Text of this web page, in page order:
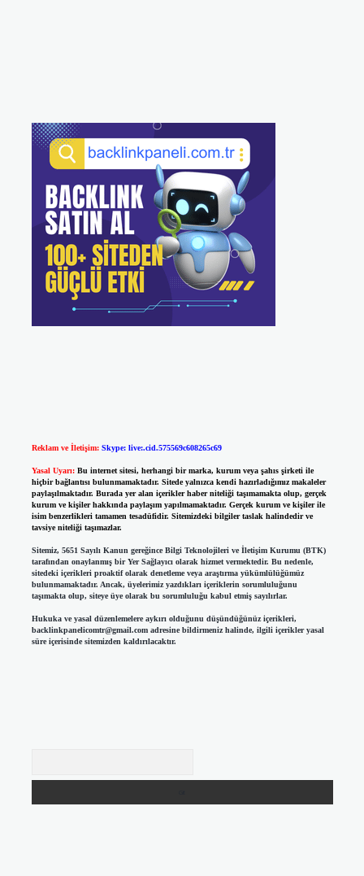
Reklam ve İletişim: Skype: live:.cid.575569c608265c69
Yasal Uyarı: Bu internet sitesi, herhangi bir marka, kurum veya şahıs şirketi ile
hiçbir bağlantısı bulunmamaktadır. Sitede yalnızca kendi hazırladığımız makaleler
paylaşılmaktadır. Burada yer alan içerikler haber niteliği taşımamakta olup, gerçek
kurum ve kişiler hakkında paylaşım yapılmamaktadır. Gerçek kurum ve kişiler ile
isim benzerlikleri tamamen tesadüfidir. Sitemizdeki bilgiler taslak halindedir ve
tavsiye niteliği taşımazlar.
Sitemiz, 5651 Sayılı Kanun gereğince Bilgi Teknolojileri ve İletişim Kurumu (BTK)
tarafından onaylanmış bir Yer Sağlayıcı olarak hizmet vermektedir. Bu nedenle,
sitedeki içerikleri proaktif olarak denetleme veya araştırma yükümlülüğümüz
bulunmamaktadır. Ancak, üyelerimiz yazdıkları içeriklerin sorumluluğunu
taşımakta olup, siteye üye olarak bu sorumluluğu kabul etmiş sayılırlar.
Hukuka ve yasal düzenlemelere aykırı olduğunu düşündüğünüz içerikleri,
backlinkpanelicomtr@gmail.comadresine bildirmeniz halinde, ilgili içerikler yasal
süre içerisinde sitemizden kaldırılacaktır.